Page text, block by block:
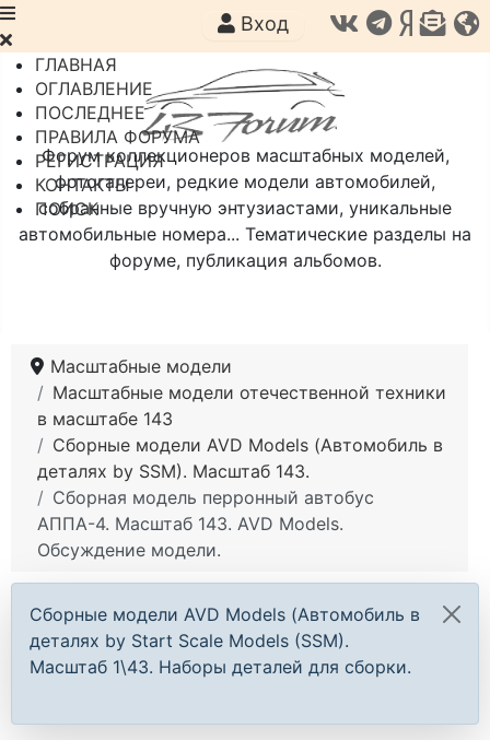
Форум коллекционеров масштабных моделей,
фотогалереи, редкие модели автомобилей,
собранные вручную энтузиастами, уникальные
автомобильные номера... Тематические разделы на
форуме, публикация альбомов.
Вход
ГЛАВНАЯ
ОГЛАВЛЕНИЕ
ПОСЛЕДНЕЕ
ПРАВИЛА ФОРУМА
РЕГИСТРАЦИЯ
КОНТАКТЫ
ПОИСК
Масштабные модели
Масштабные модели отечественной техники
в масштабе 143
Сборные модели AVD Models (Автомобиль в
деталях by SSM). Масштаб 143.
Сборная модель перронный автобус
АППА-4. Масштаб 143. AVD Models.
Обсуждение модели.
Сборные модели AVD Models (Автомобиль в
деталях by Start Scale Models (SSM).
Масштаб 1\43. Наборы деталей для сборки.